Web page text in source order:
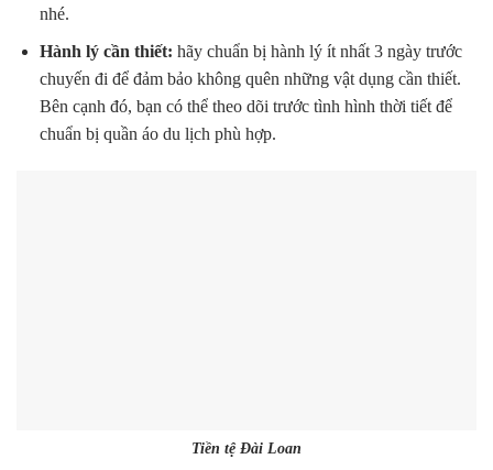
nhé.
Hành lý cần thiết: hãy chuẩn bị hành lý ít nhất 3 ngày trước
chuyến đi để đảm bảo không quên những vật dụng cần thiết.
Bên cạnh đó, bạn có thể theo dõi trước tình hình thời tiết để
chuẩn bị quần áo du lịch phù hợp.
Tiền tệ Đài Loan